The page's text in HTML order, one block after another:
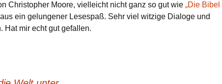
Christopher Moore, vielleicht nicht ganz so gut wie „Die Bibel
ein gelungener Lesespaß. Sehr viel witzige Dialoge und
Hat mir echt gut gefallen.